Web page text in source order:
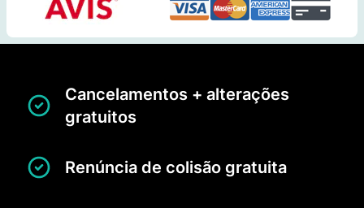
Cancelamentos + alterações
gratuitos
Renúncia de colisão gratuita